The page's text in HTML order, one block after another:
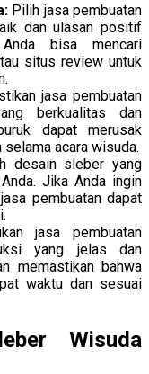
Pilih jasa pembuatan
dan ulasan positif
bisa mencari
situs review untuk
jasa pembuatan
berkualitas dan
dapat merusak
selama acara wisuda.
desain sleber yang
Jika Anda ingin
pembuatan dapat
jasa pembuatan
yang jelas dan
memastikan bahwa
waktu dan sesuai
Wisuda